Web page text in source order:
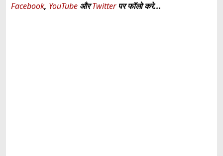
Facebook, YouTube औरTwitterपर फॉलो करे...